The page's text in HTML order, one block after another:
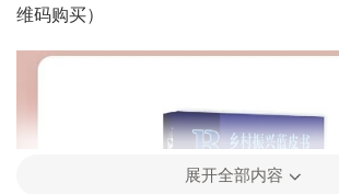
维码购买）
展开全部内容